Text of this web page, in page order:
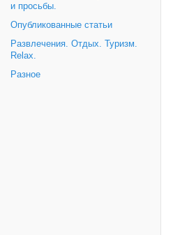
и просьбы.
Опубликованные статьи
Развлечения. Отдых. Туризм.
Relax.
Разное